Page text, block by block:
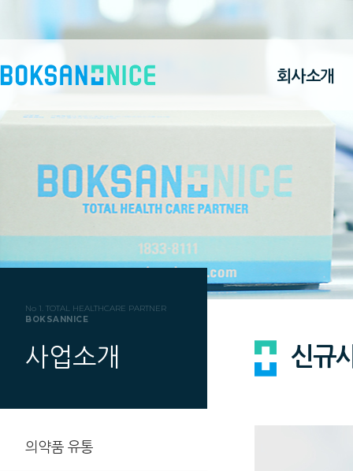
회사소개
No 1. TOTAL HEALTHCARE PARTNER
BOKSANNICE
사업소개
의약품 유통
신규